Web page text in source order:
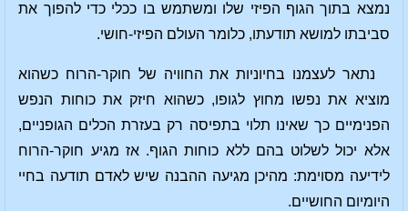
נמצא בתוך הגוף הפיזי שלו ומשתמש בו ככלי כדי להפוך את
סביבתו למושא תודעתו, כלומר העולם הפיזי-חושי.
נתאר לעצמנו בחיוניות את החוויה של חוקר-הרוח כשהוא
מוציא את נפשו מחוץ לגופו, כשהוא חיזק את כוחות הנפש
הפנימיים כך שאינו תלוי בתפיסה רק בעזרת הכלים הגופניים,
אלא יכול לשלוט בהם ללא כוחות הגוף. אז מגיע חוקר-הרוח
לידיעה מסוימת: מהיכן מגיעה ההבנה שיש לאדם תודעה בחיי
היומיום החושיים.